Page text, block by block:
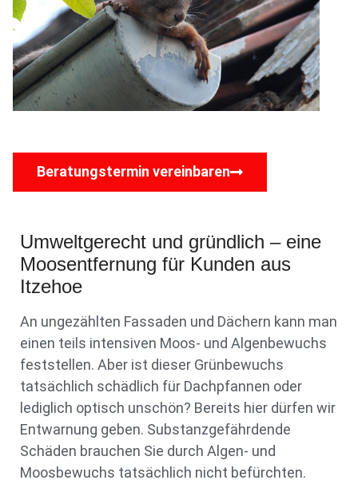
Beratungstermin vereinbaren
Umweltgerecht und gründlich – eine
Moosentfernung für Kunden aus
Itzehoe
An ungezählten Fassaden und Dächern kann man
einen teils intensiven Moos- und Algenbewuchs
feststellen. Aber ist dieser Grünbewuchs
tatsächlich schädlich für Dachpfannen oder
lediglich optisch unschön? Bereits hier dürfen wir
Entwarnung geben. Substanzgefährdende
Schäden brauchen Sie durch Algen- und
Moosbewuchs tatsächlich nicht befürchten.